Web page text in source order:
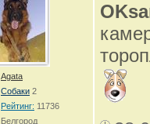
Agata
Собаки 2
Рейтинг: 11736
Белгород